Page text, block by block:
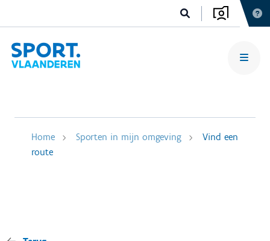
Home Sporten in mijn omgeving
Vind een
route